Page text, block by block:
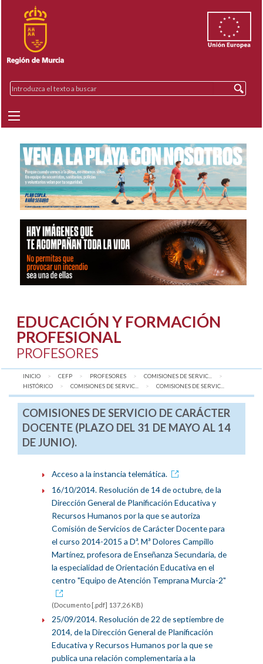
EDUCACIÓN Y FORMACIÓN
PROFESIONAL
PROFESORES
INICIO CEFP PROFESORES
COMISIONES DE SERVIC...
HISTÓRICO
COMISIONES DE SERVIC... AQUÍ:
COMISIONES DE SERVIC...
COMISIONES DE SERVICIO DE CARÁCTER
DOCENTE (PLAZO DEL 31 DE MAYO AL 14
DE JUNIO).
Acceso a la instancia telemática.
16/10/2014. Resolución de 14 de octubre, de la
Dirección General de Planificación Educativa y
Recursos Humanos por la que se autoriza
Comisión de Servicios de Carácter Docente para
el curso 2014-2015 a Dª. Mª Dolores Campillo
Martínez, profesora de Enseñanza Secundaria, de
la especialidad de Orientación Educativa en el
centro "Equipo de Atención Temprana Murcia-2"
(Documento [.pdf] 137,26 KB)
25/09/2014. Resolución de 22 de septiembre de
2014, de la Dirección General de Planificación
Educativa y Recursos Humanos por la que se
publica una relación complementaria a la